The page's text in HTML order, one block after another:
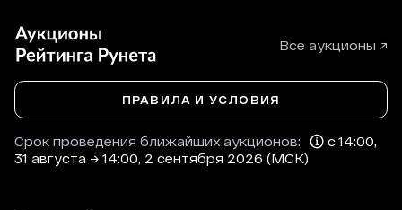
Все аукционы ↗
Срок проведения ближайших аукционов:
с 14:00,
31 августа → 14:00, 2 сентября 2026 (МСК)
ПРАВИЛА И УСЛОВИЯ